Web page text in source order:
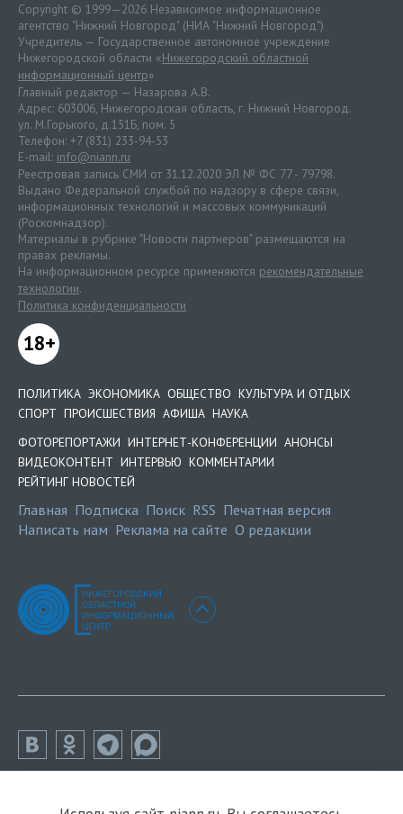
Copyright © 1999—2026 Независимое информационное
агентство "Нижний Новгород" (НИА "Нижний Новгород")
Учредитель — Государственное автономное учреждение
Нижегородской области «Нижегородский областной
информационный центр»
Главный редактор — Назарова А.В.
Адрес: 603006, Нижегородская область, г. Нижний Новгород.
ул. М.Горького, д.151Б, пом. 5
Телефон: +7 (831) 233-94-53
E-mail: info@niann.ru
Реестровая запись СМИ от 31.12.2020 ЭЛ № ФС 77 - 79798.
Выдано Федеральной службой по надзору в сфере связи,
информационных технологий и массовых коммуникаций
(Роскомнадзор).
Материалы в рубрике "Новости партнеров" размещаются на
правах рекламы.
На информационном ресурсе применяются рекомендательные
технологии.
Политика конфиденциальности
18+
ПОЛИТИКА ЭКОНОМИКА ОБЩЕСТВО КУЛЬТУРА И ОТДЫХ
СПОРТ ПРОИСШЕСТВИЯ АФИША НАУКА
ФОТОРЕПОРТАЖИ ИНТЕРНЕТ-КОНФЕРЕНЦИИ АНОНСЫ
ВИДЕОКОНТЕНТ ИНТЕРВЬЮ КОММЕНТАРИИ
РЕЙТИНГ НОВОСТЕЙ
Главная Подписка Поиск RSS Печатная версия
Написать нам Реклама на сайте О редакции